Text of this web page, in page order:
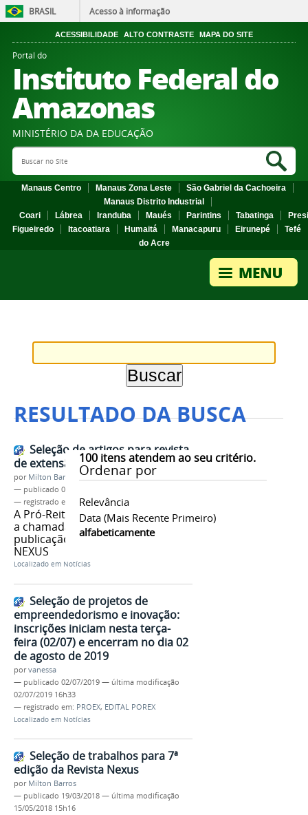
BRASIL Acesso à informação
ACESSIBILIDADE ALTO CONTRASTE MAPA DO SITE
Portal do
Instituto Federal do
Amazonas
MINISTÉRIO DA DA EDUCAÇÃO
Search Site
Manaus Centro Manaus Zona Leste
São Gabriel da Cachoeira
Manaus Distrito Industrial
Coari
Lábrea Iranduba Maués Parintins Tabatinga
Figueiredo
Itacoatiara Humaitá Manacapuru Eirunepé
Tefé
do Acre
RESULTADO DA BUSCA
100itens atendem ao seu critério.
Ordenar por
Relevância
Data (mais Recente Primeiro)
alfabeticamente
Seleção de artigos para revista
de extensão do IFAM
por Milton Barros
— publicado 05/02/2016
— registrado em:
NEXUS,PROEX
A Pró-Reitoria de Extensão divulga
a chamada de trabalhos para a
publicação do terceiro número da
NEXUS
Localizado em Notícias
Seleção de projetos de
empreendedorismo e inovação:
inscrições iniciam nesta terça-
feira (02/07) e encerram no dia 02
de agosto de 2019
porvanessa
— publicado 02/07/2019 — última modificação
02/07/2019 16h33
— registrado em: PROEX, EDITAL POREX
Localizado em Notícias
Seleção de trabalhos para 7ª
edição da Revista Nexus
por Milton Barros
— publicado 19/03/2018 — última modificação
15/05/2018 15h16